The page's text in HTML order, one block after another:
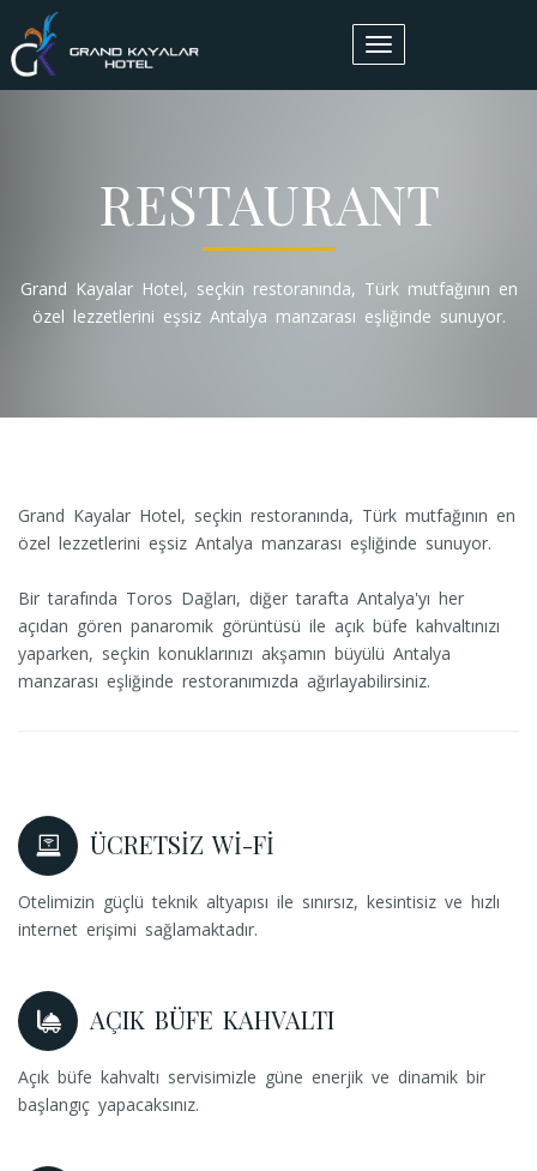
Toggle
RESTAURANT
Grand Kayalar Hotel, seçkin restoranında, Türk mutfağının en
özel lezzetlerini eşsiz Antalya manzarası eşliğinde sunuyor.
Grand Kayalar Hotel, seçkin restoranında, Türk mutfağının en
özel lezzetlerini eşsiz Antalya manzarası eşliğinde sunuyor.
Bir tarafında Toros Dağları, diğer tarafta Antalya'yı her
açıdan gören panaromik görüntüsü ile açık büfe kahvaltınızı
yaparken, seçkin konuklarınızı akşamın büyülü Antalya
manzarası eşliğinde restoranımızda ağırlayabilirsiniz.
ÜCRETSIZ WI-FI
Otelimizin güçlü teknik altyapısı ile sınırsız, kesintisiz ve hızlı
internet erişimi sağlamaktadır.
AÇIK BÜFE KAHVALTI
Açık büfe kahvaltı servisimizle güne enerjik ve dinamik bir
başlangıç yapacaksınız.